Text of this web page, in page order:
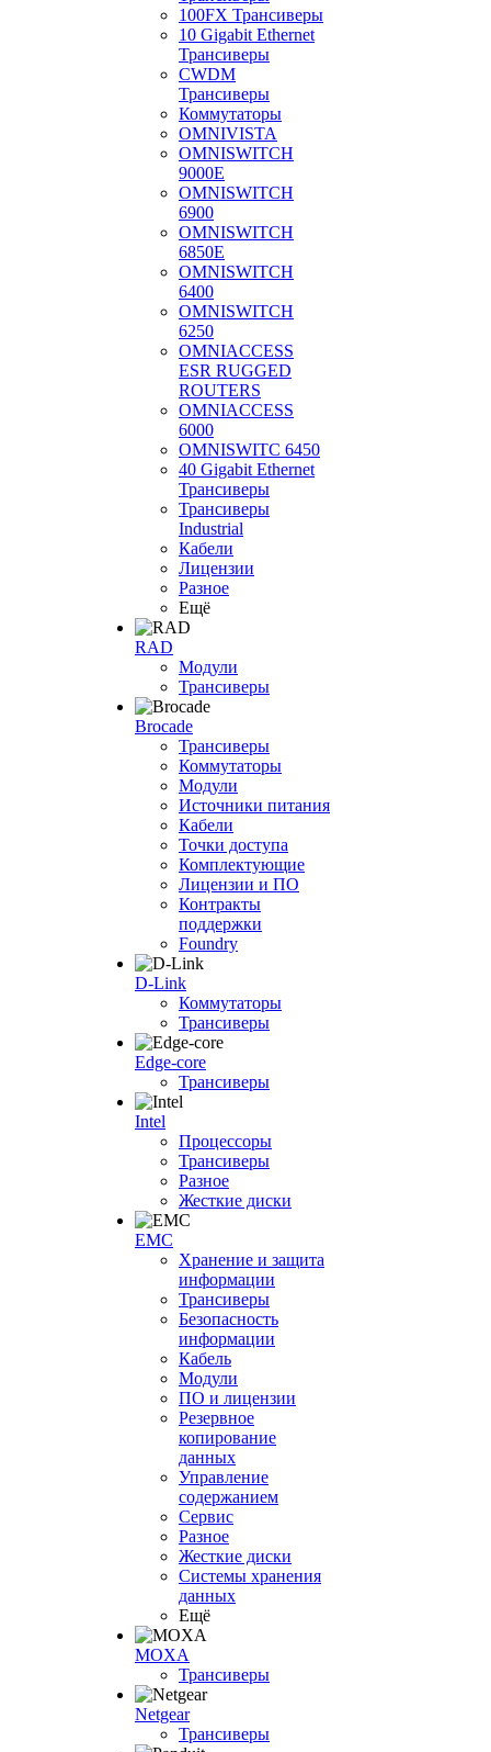
100FX Трансиверы
10 Gigabit Ethernet
Трансиверы
CWDM
Трансиверы
Коммутаторы
OMNIVISTA
OMNISWITCH
9000E
OMNISWITCH
6900
OMNISWITCH
6850E
OMNISWITCH
6400
OMNISWITCH
6250
OMNIACCESS
ESR RUGGED
ROUTERS
OMNIACCESS
6000
OMNISWITC 6450
40 Gigabit Ethernet
Трансиверы
Трансиверы
Industrial
Кабели
Лицензии
Разное
Ещё
RAD
Модули
Трансиверы
Brocade
Трансиверы
Коммутаторы
Модули
Источники питания
Кабели
Точки доступа
Комплектующие
Лицензии и ПО
Контракты
поддержки
Foundry
D-Link
Коммутаторы
Трансиверы
Edge-core
Трансиверы
Intel
Процессоры
Трансиверы
Разное
Жесткие диски
EMC
Хранение и защита
информации
Трансиверы
Безопасность
информации
Кабель
Модули
ПО и лицензии
Резервное
копирование
данных
Управление
содержанием
Сервис
Разное
Жесткие диски
Системы хранения
данных
Ещё
MOXA
Трансиверы
Netgear
Трансиверы